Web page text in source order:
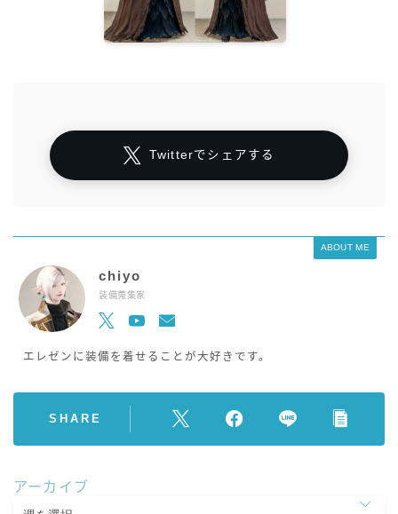
Twitterでシェアする
ABOUT ME
chiyo
装備蒐集家
エレゼンに装備を着せることが大好きです。
SHARE
アーカイブ